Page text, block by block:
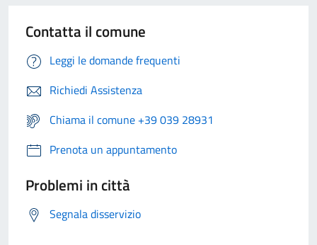
Contatta il comune
Leggi le domande frequenti
Richiedi Assistenza
Chiama il comune +39 039 28931
Prenota un appuntamento
Problemi in città
Segnala disservizio